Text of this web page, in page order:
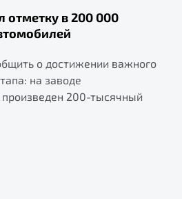
отметку в 200 000
о достижении важного
на заводе
200-тысячный